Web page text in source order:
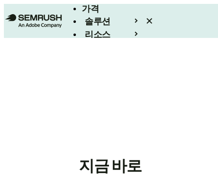
가격
솔루션
리소스
지금 바로